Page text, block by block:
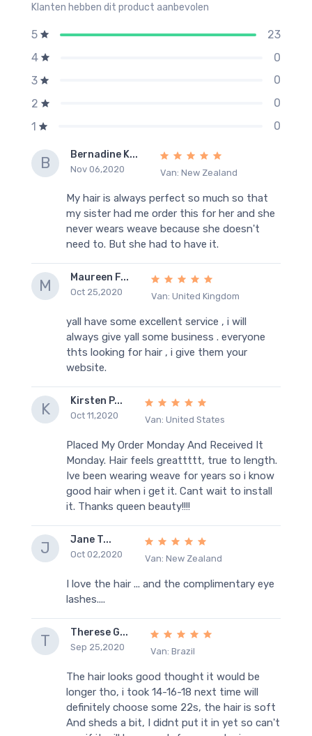
Klanten hebben dit product aanbevolen
5
23
4
0
3
0
2
0
1
0
B Bernadine K...
Nov 06,2020 Van: New Zealand
My hair is always perfect so much so that
my sister had me order this for her and she
never wears weave because she doesn't
need to. But she had to have it.
M Maureen F...
Oct 25,2020 Van: United Kingdom
yall have some excellent service , i will
always give yall some business . everyone
thts looking for hair , i give them your
website.
K Kirsten P...
Oct 11,2020 Van: United States
Placed My Order Monday And Received It
Monday. Hair feels greattttt, true to length.
Ive been wearing weave for years so i know
good hair when i get it. Cant wait to install
it. Thanks queen beauty!!!!
J Jane T...
Oct 02,2020 Van: New Zealand
I love the hair ... and the complimentary eye
lashes....
T Therese G...
Sep 25,2020 Van: Brazil
The hair looks good thought it would be
longer tho, i took 14-16-18 next time will
definitely choose some 22s, the hair is soft
And sheds a bit, I didnt put it in yet so can't